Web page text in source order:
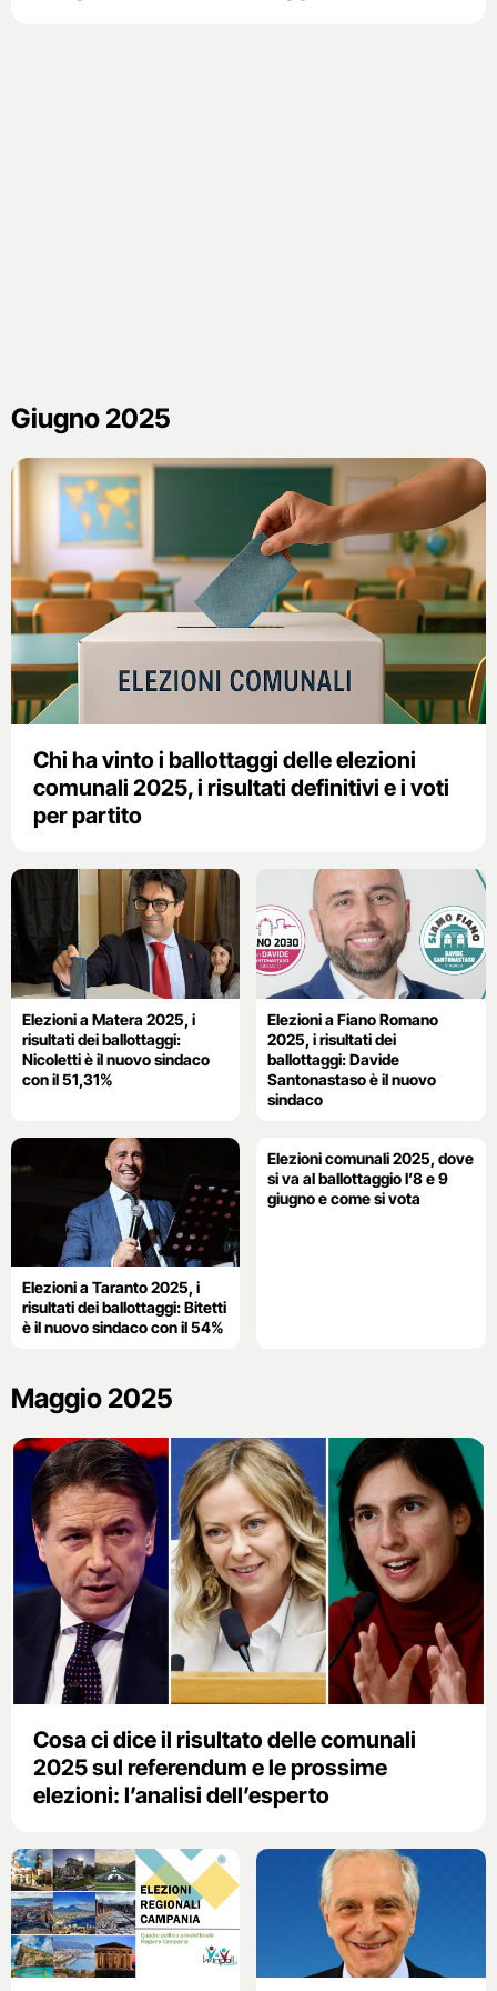
Giugno 2025
Chi ha vinto i ballottaggi delle elezioni
comunali 2025, i risultati definitivi e i voti
per partito
Elezioni a Matera 2025, i
risultati dei ballottaggi:
Nicoletti è il nuovo sindaco
con il 51,31%
Elezioni a Fiano Romano
2025, i risultati dei
ballottaggi: Davide
Santonastaso è il nuovo
sindaco
Elezioni a Taranto 2025, i
risultati dei ballottaggi: Bitetti
è il nuovo sindaco con il 54%
Elezioni comunali 2025, dove
si va al ballottaggio l’8 e 9
giugno e come si vota
Maggio 2025
Cosa ci dice il risultato delle comunali
2025 sul referendum e le prossime
elezioni: l’analisi dell’esperto